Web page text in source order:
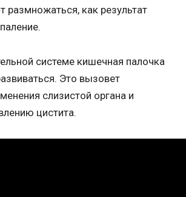
размножаться, как результат
системе кишечная палочка
Это вызовет
слизистой органа и
цистита.